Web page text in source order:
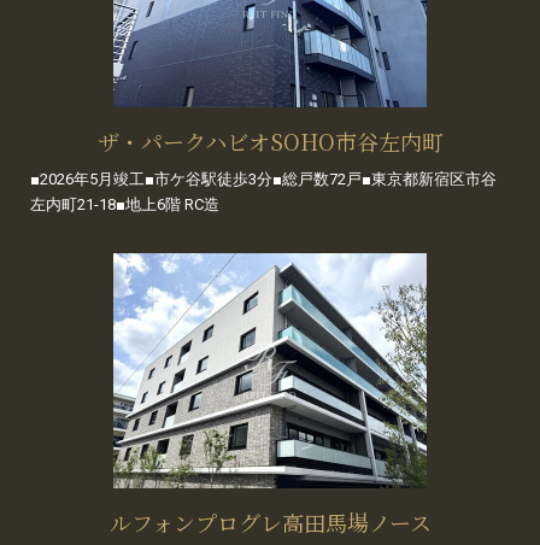
ザ・パークハビオSOHO市谷左内町
■2026年5月竣工■市ケ谷駅徒歩3分■総戸数72戸■東京都新宿区市谷
左内町21-18■地上6階 RC造
ルフォンプログレ高田馬場ノース